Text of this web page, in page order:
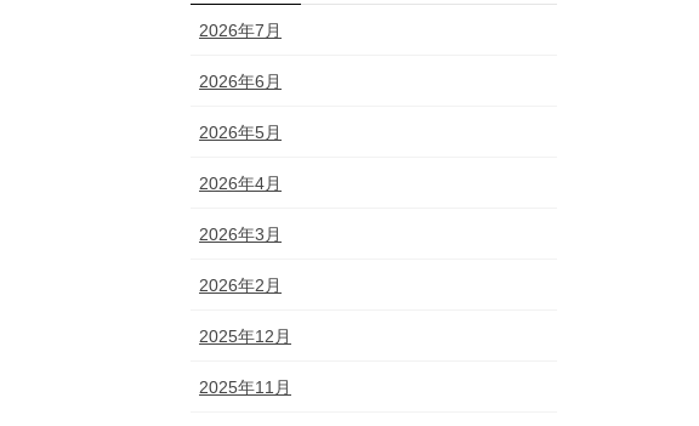
2026年7月
2026年6月
2026年5月
2026年4月
2026年3月
2026年2月
2025年12月
2025年11月